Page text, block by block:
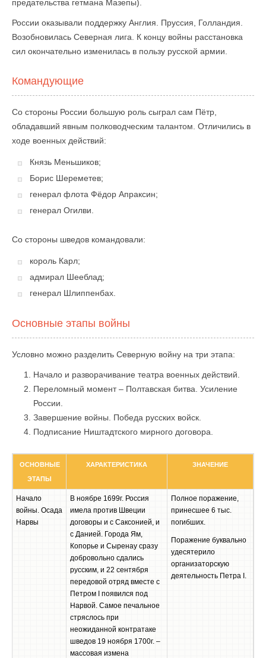
предательства гетмана Мазепы).
России оказывали поддержку Англия. Пруссия, Голландия.
Возобновилась Северная лига. К концу войны расстановка
сил окончательно изменилась в пользу русской армии.
Командующие
Со стороны России большую роль сыграл сам Пётр,
обладавший явным полководческим талантом. Отличились в
ходе военных действий:
Князь Меньшиков;
Борис Шереметев;
генерал флота Фёдор Апраксин;
генерал Огилви.
Со стороны шведов командовали:
король Карл;
адмирал Шееблад;
генерал Шлиппенбах.
Основные этапы войны
Условно можно разделить Северную войну на три этапа:
Начало и разворачивание театра военных действий.
Переломный момент – Полтавская битва. Усиление
России.
Завершение войны. Победа русских войск.
Подписание Ништадтского мирного договора.
ОСНОВНЫЕ
ЭТАПЫ
ХАРАКТЕРИСТИКА ЗНАЧЕНИЕ
Начало
войны. Осада
Нарвы
В ноябре 1699г. Россия
имела против Швеции
договоры и с Саксонией, и
с Данией. Города Ям,
Копорье и Сыренау сразу
добровольно сдались
русским, и 22 сентября
передовой отряд вместе с
Петром I появился под
Нарвой. Самое печальное
стряслось при
неожиданной контратаке
шведов 19 ноября 1700г. –
массовая измена
Полное поражение,
принесшее 6 тыс.
погибших.
Поражение буквально
удесятерило
организаторскую
деятельность Петра I.